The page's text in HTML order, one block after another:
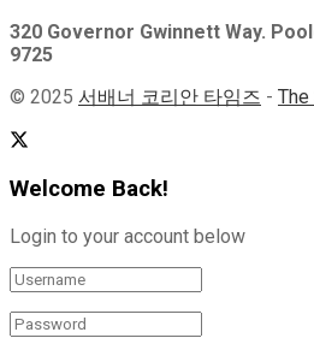
320 Governor Gwinnett Way.
9725
© 2025 서배너 코리안 타임즈 - The
Welcome Back!
Login to your account below